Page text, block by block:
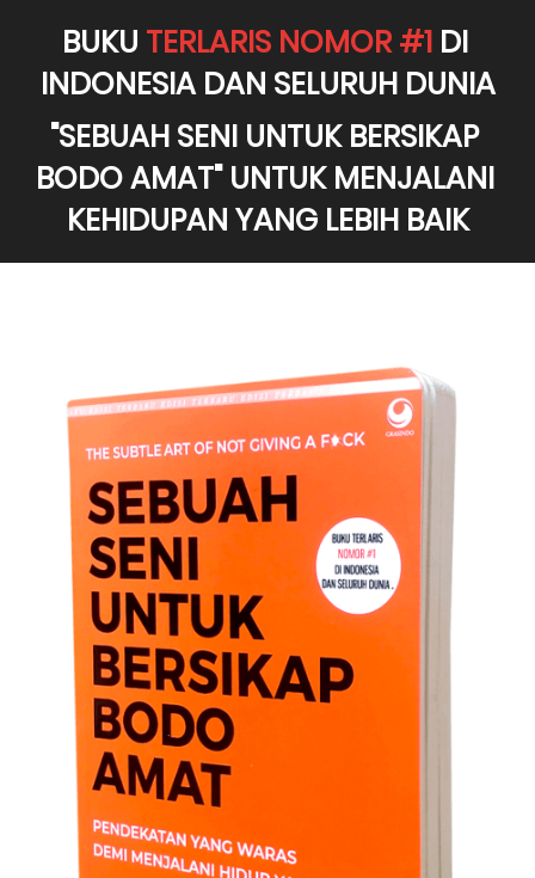
BUKU TERLARIS NOMOR #1 DI
INDONESIA DAN SELURUH DUNIA
"SEBUAH SENI UNTUK BERSIKAP
BODO AMAT" UNTUK MENJALANI
KEHIDUPAN YANG LEBIH BAIK